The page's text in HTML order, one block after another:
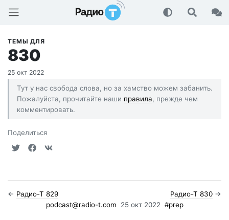
Радио-Т Подкаст
ТЕМЫ ДЛЯ
830
25 окт 2022
Тут у нас свобода слова, но за хамство можем забанить.
Пожалуйста, прочитайте наши правила, прежде чем
комментировать.
Поделиться
← Радио-Т 829 Радио-Т 830 →
podcast@radio-t.com
25 окт 2022 #prep